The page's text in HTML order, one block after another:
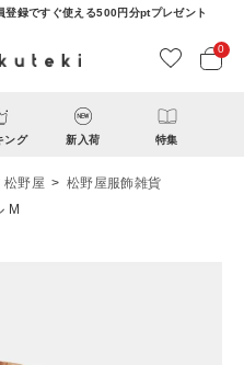
録ですぐ使える500円分ptプレゼント
0
ング 新入荷 特集
松野屋
松野屋服飾雑貨
M